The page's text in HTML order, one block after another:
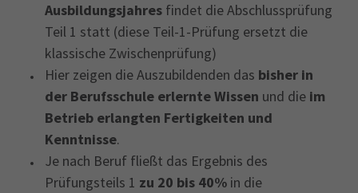
Ausbildungsjahres findet die Abschlussprüfung
Teil 1 statt (diese Teil-1-Prüfung ersetzt die
klassische Zwischenprüfung)
Hier zeigen die Auszubildenden das bisher in
der Berufsschule erlernte Wissen und die im
Betrieb erlangten Fertigkeiten und
Kenntnisse.
Je nach Beruf fließt das Ergebnis des
Prüfungsteils 1 zu 20 bis 40% in die